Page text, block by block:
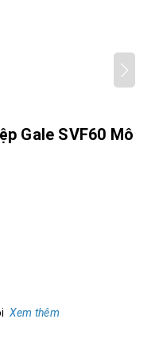
Gale SVF60 Mô
Xem thêm